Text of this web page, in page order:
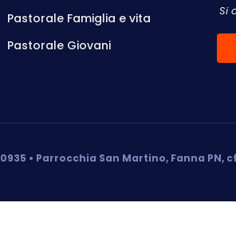
Pastorale Famiglia e vita
Pastorale Giovani
Si
• Parrocchia San Martino, Fanna PN,